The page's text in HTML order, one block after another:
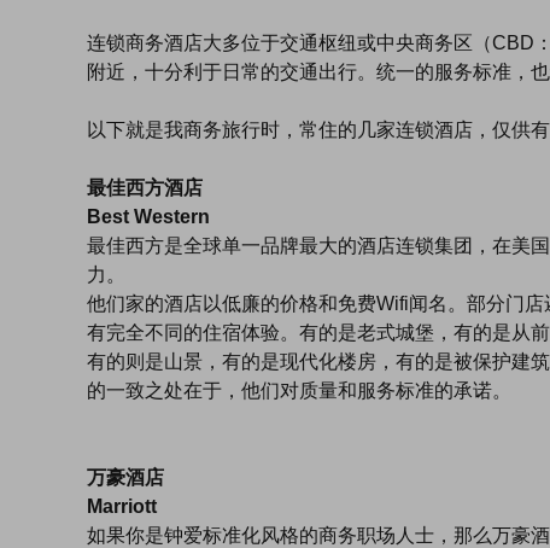
连锁商务酒店大多位于交通枢纽或中央商务区（CBD
附近，十分利于日常的交通出行。统一的服务标准，也
以下就是我商务旅行时，常住的几家连锁酒店，仅供
最佳西方酒店
Best Western
最佳西方是全球单一品牌最大的酒店连锁集团，在美
力。
他们家的酒店以低廉的价格和免费Wifi闻名。部分门
有完全不同的住宿体验。有的是老式城堡，有的是从
有的则是山景，有的是现代化楼房，有的是被保护建
的一致之处在于，他们对质量和服务标准的承诺。
万豪酒店
Marriott
如果你是钟爱标准化风格的商务职场人士，那么万豪